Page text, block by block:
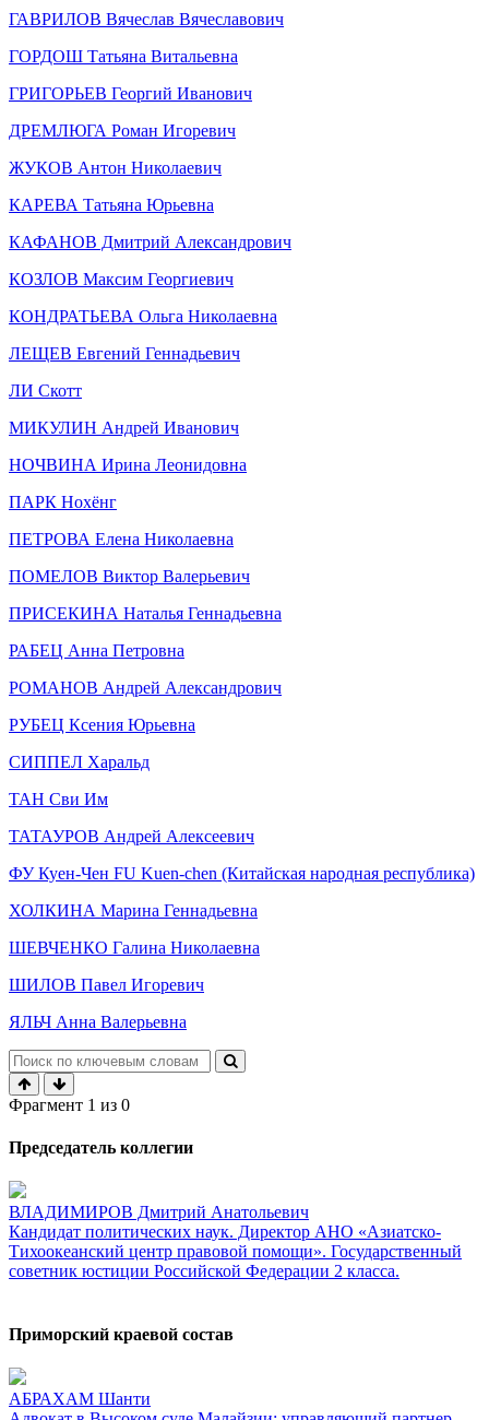
ГАВРИЛОВ Вячеслав Вячеславович
ГОРДОШ Татьяна Витальевна
ГРИГОРЬЕВ Георгий Иванович
ДРЕМЛЮГА Роман Игоревич
ЖУКОВ Антон Николаевич
КАРЕВА Татьяна Юрьевна
КАФАНОВ Дмитрий Александрович
КОЗЛОВ Максим Георгиевич
КОНДРАТЬЕВА Ольга Николаевна
ЛЕЩЕВ Евгений Геннадьевич
ЛИ Скотт
МИКУЛИН Андрей Иванович
НОЧВИНА Ирина Леонидовна
ПАРК Нохёнг
ПЕТРОВА Елена Николаевна
ПОМЕЛОВ Виктор Валерьевич
ПРИСЕКИНА Наталья Геннадьевна
РАБЕЦ Анна Петровна
РОМАНОВ Андрей Александрович
РУБЕЦ Ксения Юрьевна
СИППЕЛ Харальд
ТАН Сви Им
ТАТАУРОВ Андрей Алексеевич
ФУ Куен-Чен FU Kuen-chen (Китайская народная республика)
ХОЛКИНА Марина Геннадьевна
ШЕВЧЕНКО Галина Николаевна
ШИЛОВ Павел Игоревич
ЯЛЬЧ Анна Валерьевна
Фрагмент 1 из 0
Председатель коллегии
ВЛАДИМИРОВ Дмитрий Анатольевич
Кандидат политических наук. Директор АНО «Азиатско-
Тихоокеанский центр правовой помощи». Государственный
советник юстиции Российской Федерации 2 класса.
Приморский краевой состав
АБРАХАМ Шанти